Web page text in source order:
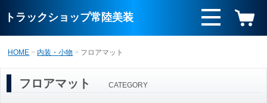
トラックショップ常陸美装
HOME 内装・小物 フロアマット
フロアマット CATEGORY